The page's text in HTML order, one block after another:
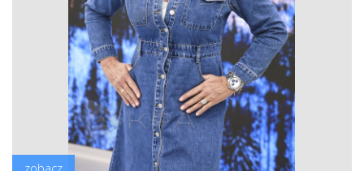
zobacz